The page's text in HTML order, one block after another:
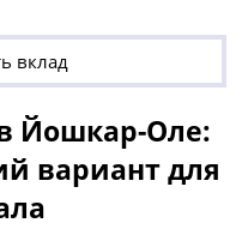
вклад
Йошкар-Оле:
вариант для